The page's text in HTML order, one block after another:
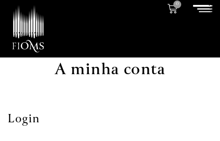
0
A minha conta
Login